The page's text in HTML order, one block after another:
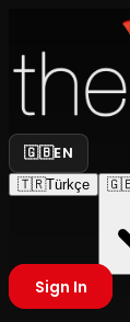
🇬🇧EN
🇹🇷Türkçe
Sign In